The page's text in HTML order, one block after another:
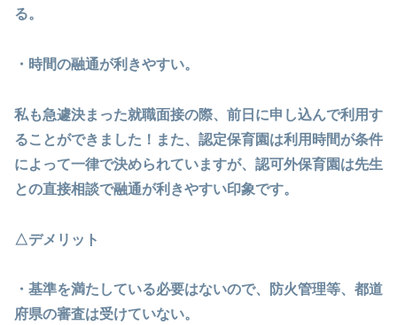
る。
・時間の融通が利きやすい。
私も急遽決まった就職面接の際、前日に申し込んで利用す
ることができました！また、認定保育園は利用時間が条件
によって一律で決められていますが、認可外保育園は先生
との直接相談で融通が利きやすい印象です。
△デメリット
・基準を満たしている必要はないので、防火管理等、都道
府県の審査は受けていない。